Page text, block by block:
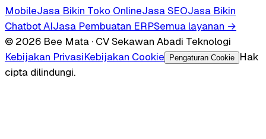
MobileJasa Bikin Toko OnlineJasa SEOJasa Bikin
Chatbot AIJasa Pembuatan ERPSemua layanan →
© 2026 Bee Mata · CV Sekawan Abadi Teknologi
Kebijakan PrivasiKebijakan Cookie Pengaturan Cookie
Hak
cipta dilindungi.